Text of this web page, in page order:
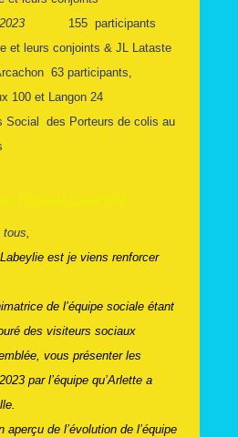
155 participants
leurs conjoints & JL Lataste
63 participants,
100 et Langon 24
Social des Porteurs de colis au
tous,
est je viens renforcer
de l’équipe sociale étant
des visiteurs sociaux
vous présenter les
par l’équipe qu’Arlette a
aperçu de l’évolution de l’équipe